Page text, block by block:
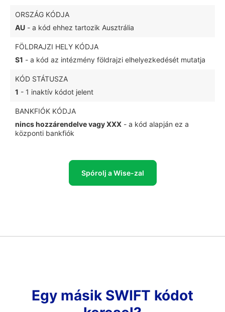
ORSZÁG KÓDJA
AU - a kód ehhez tartozik Ausztrália
FÖLDRAJZI HELY KÓDJA
S1 - a kód az intézmény földrajzi elhelyezkedését mutatja
KÓD STÁTUSZA
1 - 1 inaktív kódot jelent
BANKFIÓK KÓDJA
nincs hozzárendelve vagy XXX - a kód alapján ez a
központi bankfiók
Spórolj a Wise-zal
Egy másik SWIFT kódot